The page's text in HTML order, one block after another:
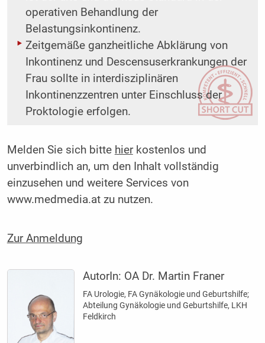
operativen Behandlung der
Belastungsinkontinenz.
Zeitgemäße ganzheitliche Abklärung von
Inkontinenz und Descensuserkrankungen der
Frau sollte in interdisziplinären
Inkontinenzzentren unter Einschluss der
Proktologie erfolgen.
Melden Sie sich bitte hierkostenlos und
unverbindlich an, um den Inhalt vollständig
einzusehen und weitere Services von
www.medmedia.at zu nutzen.
Zur Anmeldung
AutorIn: OA Dr. Martin Franer
FA Urologie, FA Gynäkologie und Geburtshilfe;
Abteilung Gynäkologie und Geburtshilfe, LKH
Feldkirch